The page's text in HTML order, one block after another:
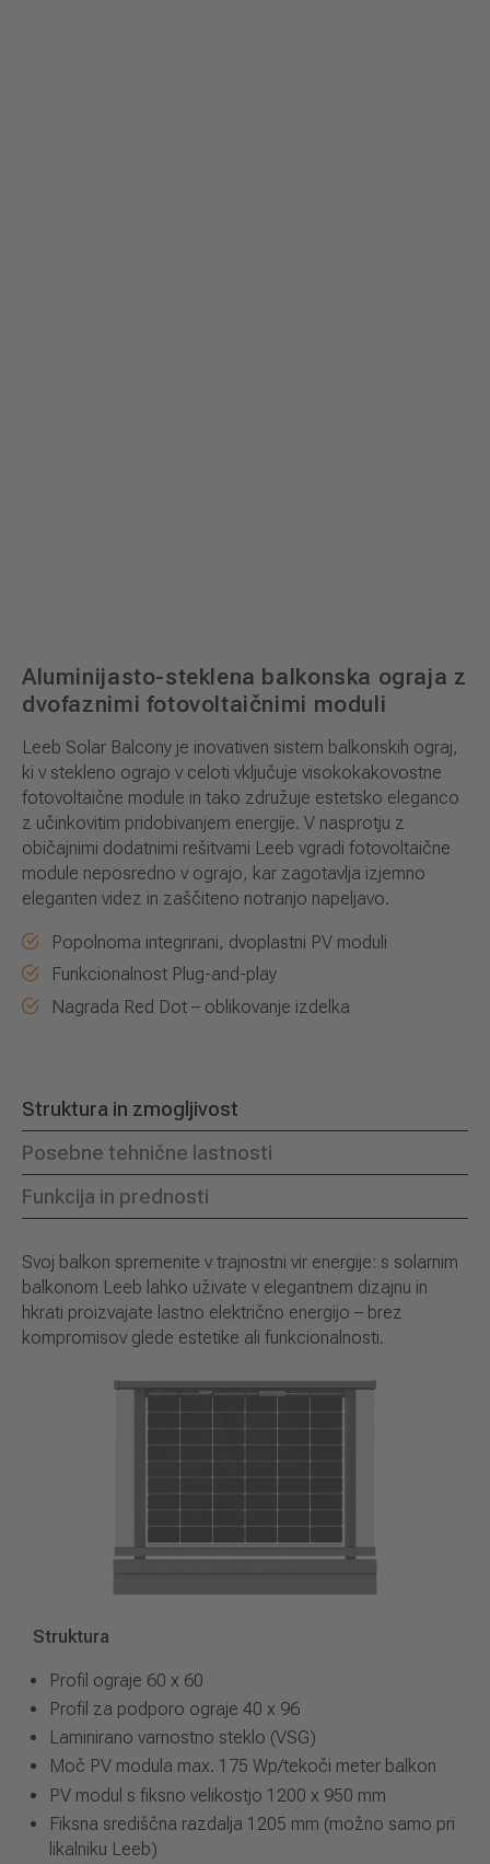
Aluminijasto-steklena balkonska ograja z
dvofaznimi fotovoltaičnimi moduli
Leeb Solar Balcony je inovativen sistem balkonskih ograj,
ki v stekleno ograjo v celoti vključuje visokokakovostne
fotovoltaične module in tako združuje estetsko eleganco
z učinkovitim pridobivanjem energije. V nasprotju z
običajnimi dodatnimi rešitvami Leeb vgradi fotovoltaične
module neposredno v ograjo, kar zagotavlja izjemno
eleganten videz in zaščiteno notranjo napeljavo.
Popolnoma integrirani, dvoplastni PV moduli
Funkcionalnost Plug-and-play
Nagrada Red Dot – oblikovanje izdelka
Struktura in zmogljivost
Posebne tehnične lastnosti
Funkcija in prednosti
Svoj balkon spremenite v trajnostni vir energije: s solarnim
balkonom Leeb lahko uživate v elegantnem dizajnu in
hkrati proizvajate lastno električno energijo – brez
kompromisov glede estetike ali funkcionalnosti.
Struktura
Profil ograje 60 x 60
Profil za podporo ograje 40 x 96
Laminirano varnostno steklo (VSG)
Moč PV modula max. 175 Wp/tekoči meter balkon
PV modul s fiksno velikostjo 1200 x 950 mm
Fiksna središčna razdalja 1205 mm (možno samo pri
likalniku Leeb)